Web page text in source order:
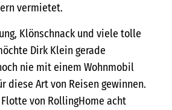
vermietet.
Klönschnack und viele tolle
Dirk Klein gerade
nie mit einem Wohnmobil
diese Art von Reisen gewinnen.
von RollingHome acht